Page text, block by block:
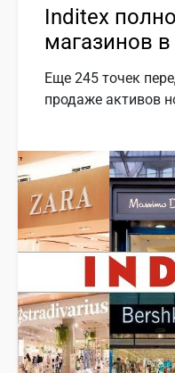
Inditex
магазинов
Еще 245 точек
продаже активов